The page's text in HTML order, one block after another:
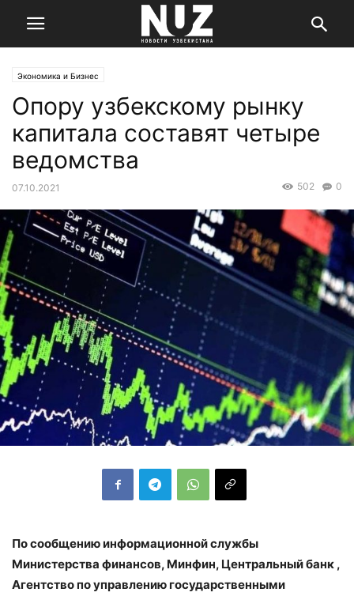
Экономика и Бизнес
Опору узбекскому рынку
капитала составят четыре
ведомства
07.10.2021 0
502
По сообщению информационной службы
Министерства финансов, Минфин, Центральный банк ,
Агентство по управлению государственными